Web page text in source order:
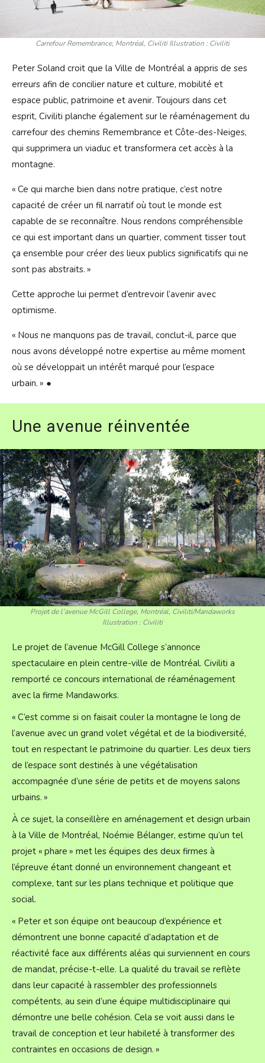
Carrefour Remembrance, Montréal, Civiliti Illustration : Civiliti
Peter Soland croit que la Ville de Montréal a appris de ses
erreurs afin de concilier nature et culture, mobilité et
espace public, patrimoine et avenir. Toujours dans cet
esprit, Civiliti planche également sur le réaménagement du
carrefour des chemins Remembrance et Côte-des-Neiges,
qui supprimera un viaduc et transformera cet accès à la
montagne.
« Ce qui marche bien dans notre pratique, c’est notre
capacité de créer un fil narratif où tout le monde est
capable de se reconnaître. Nous rendons compréhensible
ce qui est important dans un quartier, comment tisser tout
ça ensemble pour créer des lieux publics significatifs qui ne
sont pas abstraits. »
Cette approche lui permet d’entrevoir l’avenir avec
optimisme.
« Nous ne manquons pas de travail, conclut-il, parce que
nous avons développé notre expertise au même moment
où se développait un intérêt marqué pour l’espace
urbain. » ●
Une avenue réinventée
Projet de l’avenue McGill College, Montréal, Civiliti/Mandaworks
Illustration : Civiliti
Le projet de l’avenue McGill College s’annonce
spectaculaire en plein centre-ville de Montréal. Civiliti a
remporté ce concours international de réaménagement
avec la firme Mandaworks.
« C’est comme si on faisait couler la montagne le long de
l’avenue avec un grand volet végétal et de la biodiversité,
tout en respectant le patrimoine du quartier. Les deux tiers
de l’espace sont destinés à une végétalisation
accompagnée d’une série de petits et de moyens salons
urbains. »
À ce sujet, la conseillère en aménagement et design urbain
à la Ville de Montréal, Noémie Bélanger, estime qu’un tel
projet « phare » met les équipes des deux firmes à
l’épreuve étant donné un environnement changeant et
complexe, tant sur les plans technique et politique que
social.
« Peter et son équipe ont beaucoup d’expérience et
démontrent une bonne capacité d’adaptation et de
réactivité face aux différents aléas qui surviennent en cours
de mandat, précise-t-elle. La qualité du travail se reflète
dans leur capacité à rassembler des professionnels
compétents, au sein d’une équipe multidisciplinaire qui
démontre une belle cohésion. Cela se voit aussi dans le
travail de conception et leur habileté à transformer des
contraintes en occasions de design. »